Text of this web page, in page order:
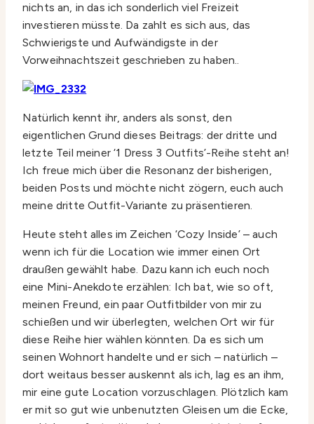
nichts an, in das ich sonderlich viel Freizeit
investieren müsste. Da zahlt es sich aus, das
Schwierigste und Aufwändigste in der
Vorweihnachtszeit geschrieben zu haben..
Natürlich kennt ihr, anders als sonst, den
eigentlichen Grund dieses Beitrags: der dritte und
letzte Teil meiner ‘1 Dress 3 Outfits’-Reihe steht an!
Ich freue mich über die Resonanz der bisherigen,
beiden Posts und möchte nicht zögern, euch auch
meine dritte Outfit-Variante zu präsentieren.
Heute steht alles im Zeichen ‘Cozy Inside’ – auch
wenn ich für die Location wie immer einen Ort
draußen gewählt habe. Dazu kann ich euch noch
eine Mini-Anekdote erzählen: Ich bat, wie so oft,
meinen Freund, ein paar Outfitbilder von mir zu
schießen und wir überlegten, welchen Ort wir für
diese Reihe hier wählen könnten. Da es sich um
seinen Wohnort handelte und er sich – natürlich –
dort weitaus besser auskennt als ich, lag es an ihm,
mir eine gute Location vorzuschlagen. Plötzlich kam
er mit so gut wie unbenutzten Gleisen um die Ecke,